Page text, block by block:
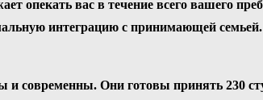
опекать вас в течение всего вашего
интеграцию с принимающей
и современны. Они готовы принять 230